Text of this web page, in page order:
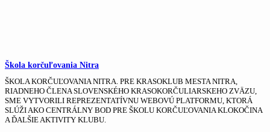
Škola korčuľovania Nitra
ŠKOLA KORČUĽOVANIA NITRA. PRE KRASOKLUB MESTA NITRA,
RIADNEHO ČLENA SLOVENSKÉHO KRASOKORČULIARSKEHO ZVÄZU,
SME VYTVORILI REPREZENTATÍVNU WEBOVÚ PLATFORMU, KTORÁ
SLÚŽI AKO CENTRÁLNY BOD PRE ŠKOLU KORČUĽOVANIA KLOKOČINA
A ĎALŠIE AKTIVITY KLUBU.